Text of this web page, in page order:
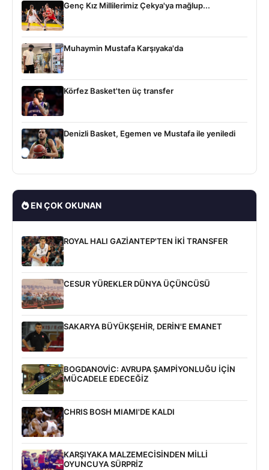
Genç Kız Millilerimiz Çekya'ya mağlup...
Muhaymin Mustafa Karşıyaka'da
Körfez Basket'ten üç transfer
Denizli Basket, Egemen ve Mustafa ile yeniledi
EN ÇOK OKUNAN
ROYAL HALI GAZİANTEP'TEN İKİ TRANSFER
CESUR YÜREKLER DÜNYA ÜÇÜNCÜSÜ
SAKARYA BÜYÜKŞEHİR, DERİN'E EMANET
BOGDANOVİC: AVRUPA ŞAMPİYONLUĞU İÇİN
MÜCADELE EDECEĞİZ
CHRIS BOSH MIAMI'DE KALDI
KARŞIYAKA MALZEMECİSİNDEN MİLLİ
OYUNCUYA SÜRPRİZ